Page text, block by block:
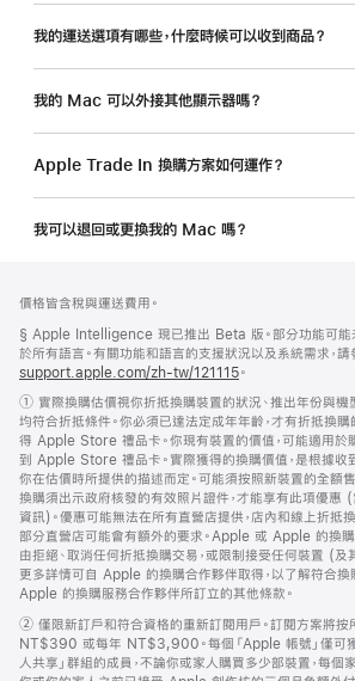
多。
我的運送選項有哪些，什麼時候可以收到商品？
我的 Mac 可以外接其他顯示器嗎？
Apple Trade In 換購方案如何運作？
我可以退回或更換我的 Mac 嗎？
腳
腳
價格皆含稅與運送費用。
註
腳
§ Apple Intelligence 現已推出 Beta 版。部分功能可能
於所有語言。有關功能和語言的支援狀況以及系統需求，請
support.apple.com/zh-tw/121115(以
視
窗
開
啟)
。
註
腳
① 實際換購估價視你折抵換購裝置的狀況、推出年份與機
均符合折抵條件。你必須已達法定成年年齡，才有折抵換購
得 Apple Store 禮品卡。你現有裝置的價值，可能適用於
到 Apple Store 禮品卡。實際獲得的換購價值，是根據收
你在估價時所提供的描述而定。可能須按照新裝置的全額
換購須出示政府核發的有效照片證件，才能享有此項優惠
資訊)。優惠可能無法在所有直營店提供，店內和線上折抵
部分直營店可能會有額外的要求。Apple 或 Apple 的換
由拒絕、取消任何折抵換購交易，或限制接受任何裝置 (及
更多詳情可自 Apple 的換購合作夥伴取得，以了解符合換
Apple 的換購服務合作夥伴所訂立的其他條款。
註
腳
② 僅限新訂戶和符合資格的重新訂閱用戶。訂閱方案將按
NT$390 或每年 NT$3,900。每個「Apple 帳號」僅可獲
人共享」群組的成員，不論你或家人購買多少部裝置，每個